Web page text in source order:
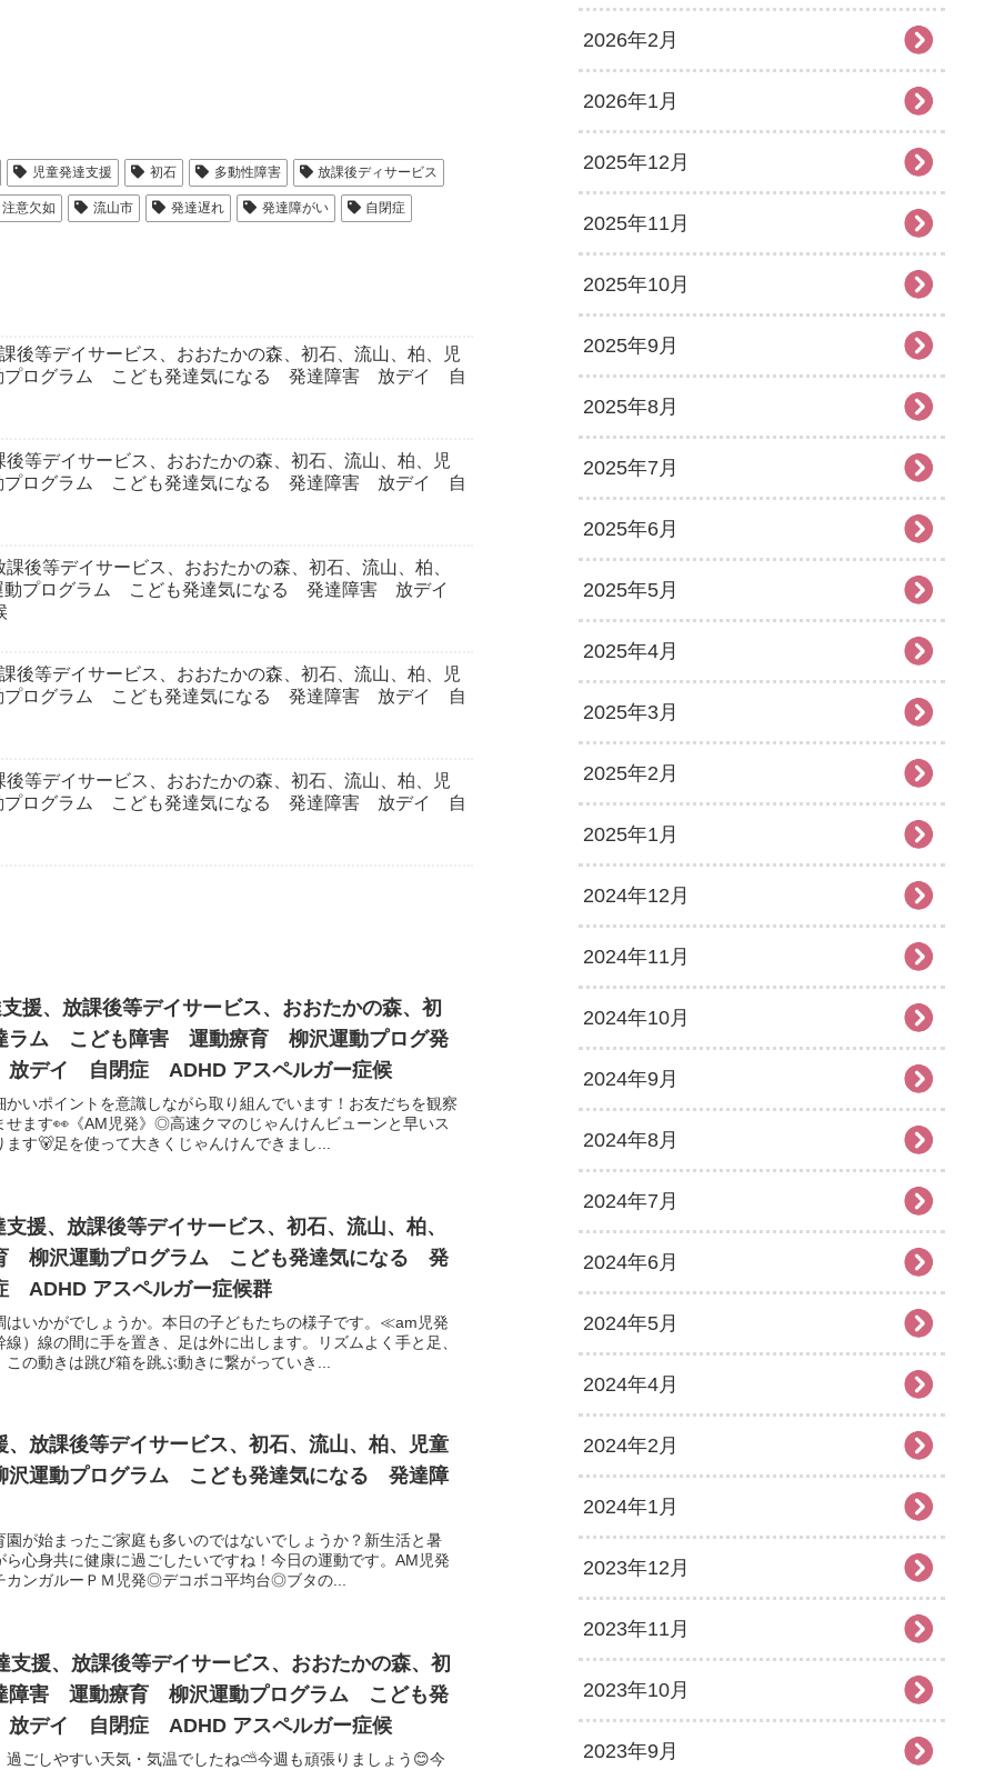
児童発達支援 初石 多動性障害 放課後ディサービス
注意欠如 流山市 発達遅れ 発達障がい 自閉症
後等デイサービス、おおたかの森、初石、流山、柏、児
ログラム こども発達気になる 発達障害 放デイ 自
等デイサービス、おおたかの森、初石、流山、柏、児
ログラム こども発達気になる 発達障害 放デイ 自
後等デイサービス、おおたかの森、初石、流山、柏、
プログラム こども発達気になる 発達障害 放デイ
後等デイサービス、おおたかの森、初石、流山、柏、児
ログラム こども発達気になる 発達障害 放デイ 自
等デイサービス、おおたかの森、初石、流山、柏、児
ログラム こども発達気になる 発達障害 放デイ 自
援、放課後等デイサービス、おおたかの森、初
ラム こども障害 運動療育 柳沢運動プログ発
デイ 自閉症 ADHD アスペルガー症候
いポイントを意識しながら取り組んでいます！お友だちを観察
せます👀《AM児発》◎高速クマのじゃんけんビューンと早いス
す🐻足を使って大きくじゃんけんできまし...
援、放課後等デイサービス、初石、流山、柏、
柳沢運動プログラム こども発達気になる 発
アスペルガー症候群
はいかがでしょうか。本日の子どもたちの様子です。≪am児発
）線の間に手を置き、足は外に出します。リズムよく手と足、
の動きは跳び箱を跳ぶ動きに繋がっていき...
放課後等デイサービス、初石、流山、柏、児童
運動プログラム こども発達気になる 発達障
が始まったご家庭も多いのではないでしょうか？新生活と暑
心身共に健康に過ごしたいですね！今日の運動です。AM児発
ンガルーＰＭ児発◎デコボコ平均台◎ブタの...
支援、放課後等デイサービス、おおたかの森、初
障害 運動療育 柳沢運動プログラム こども発
デイ 自閉症 ADHD アスペルガー症候
ごしやすい天気・気温でしたね⛅今週も頑張りましょう😊今
2026年2月
2026年1月
2025年12月
2025年11月
2025年10月
2025年9月
2025年8月
2025年7月
2025年6月
2025年5月
2025年4月
2025年3月
2025年2月
2025年1月
2024年12月
2024年11月
2024年10月
2024年9月
2024年8月
2024年7月
2024年6月
2024年5月
2024年4月
2024年2月
2024年1月
2023年12月
2023年11月
2023年10月
2023年9月